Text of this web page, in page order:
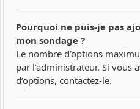
Pourquoi ne puis-je pas
mon sondage ?
Le nombre d’options
par l’administrateur. Si vous
d’options, contactez-le.